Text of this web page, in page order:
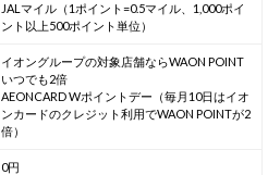
JALマイル（1ポイント=0.5マイル、1,000ポイ
ント以上500ポイント単位）
イオングループの対象店舗ならWAON POINT
いつでも2倍
AEONCARD Wポイントデー（毎月10日はイオ
ンカードのクレジット利用でWAON POINTが2
倍）
0円